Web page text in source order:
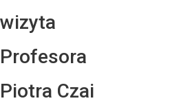
wizyta
Profesora
Piotra Czai